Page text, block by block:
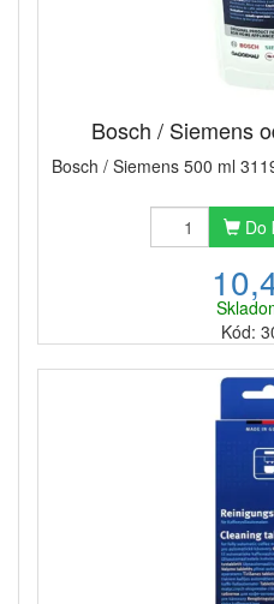
Bosch / Siemens
Bosch / Siemens 500 ml
Do
Kód: